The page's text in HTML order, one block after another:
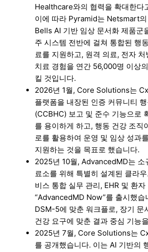
Healthcare와의 협력을 확대한다
이에 따라 Pyramid는 Netsmart
Bells AI 기반 임상 문서화 제품군
주 시스템 전반에 걸쳐 통합된 행
료를 지원하고, 원격 의료, 전자
치료 경험을 연간 56,000명 이상
킬 것입니다.
2026년 1월, Core Solutions는
플랫폼을 내장된 인증 커뮤니티
(CCBHC) 보고 및 준수 기능으로
를 용이하게 하고, 행동 건강 조직
로를 활용하여 운영 및 임상 성과
지원하는 것을 목표로 했습니다.
2025년 10월, AdvancedMD는 소
료소를 위해 특별히 설계된 클라
비스 통합 실무 관리, EHR 및 환자
“AdvancedMD Now”를 출시했습
DSM-5에 맞춘 워크플로, 장기 문
건강 요구에 맞춘 결과 중심 기능
2025년 7월, Core Solutions는
를 공개했습니다. 이는 AI 기반의